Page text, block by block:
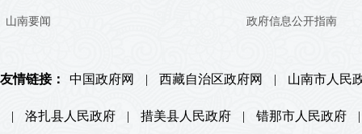
山南要闻 政府信息公开指南
友情链接： 中国政府网 | 西藏自治区政府网 | 山南市人民
| 洛扎县人民政府 | 措美县人民政府 | 错那市人民政府 |